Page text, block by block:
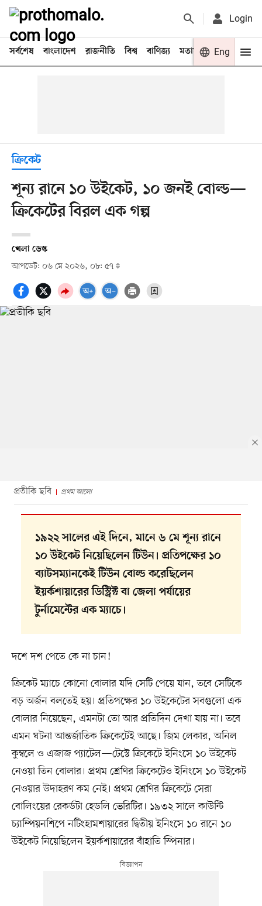
Login
সর্বশেষ বাংলাদেশ রাজনীতি বিশ্ব বাণিজ্য মতামত খেলা
Eng
ক্রিকেট
শূন্য রানে ১০ উইকেট, ১০ জনই বোল্ড—
ক্রিকেটের বিরল এক গল্প
খেলা ডেস্ক
আপডেট: ০৬ মে ২০২৬, ০৮: ৫৭
প্রতীকি ছবি প্রথম আলো
১৯২২ সালের এই দিনে, মানে ৬ মে শূন্য রানে
১০ উইকেট নিয়েছিলেন টিউন। প্রতিপক্ষের ১০
ব্যাটসম্যানকেই টিউন বোল্ড করেছিলেন
ইয়র্কশায়ারের ডিস্ট্রিক্ট বা জেলা পর্যায়ের
টুর্নামেন্টের এক ম্যাচে।
দশে দশ পেতে কে না চান!
ক্রিকেট ম্যাচে কোনো বোলার যদি সেটি পেয়ে যান, তবে সেটিকে
বড় অর্জন বলতেই হয়। প্রতিপক্ষের ১০ উইকেটের সবগুলো এক
বোলার নিয়েছেন, এমনটা তো আর প্রতিদিন দেখা যায় না। তবে
এমন ঘটনা আন্তর্জাতিক ক্রিকেটেই আছে। জিম লেকার, অনিল
কুম্বলে ও এজাজ প্যাটেল—টেস্টে ক্রিকেটে ইনিংসে ১০ উইকেট
নেওয়া তিন বোলার। প্রথম শ্রেণির ক্রিকেটেও ইনিংসে ১০ উইকেট
নেওয়ার উদাহরণ কম নেই। প্রথম শ্রেণির ক্রিকেটে সেরা
বোলিংয়ের রেকর্ডটা হেডলি ভেরিটির। ১৯৩২ সালে কাউন্টি
চ্যাম্পিয়নশিপে নটিংহামশায়ারের দ্বিতীয় ইনিংসে ১০ রানে ১০
উইকেট নিয়েছিলেন ইয়র্কশায়ারের বাঁহাতি স্পিনার।